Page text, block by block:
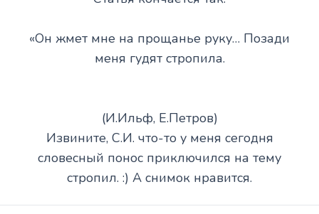
«Он жмет мне на прощанье руку… Позади
меня гудят стропила.
(И.Ильф, Е.Петров)
Извините, С.И. что-то у меня сегодня
словесный понос приключился на тему
стропил. :) А снимок нравится.